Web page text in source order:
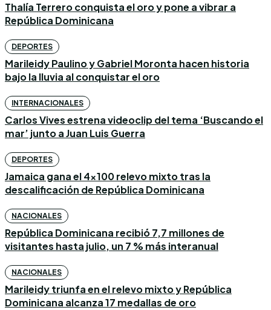
Thalía Terrero conquista el oro y pone a vibrar a
República Dominicana
DEPORTES
Marileidy Paulino y Gabriel Moronta hacen historia
bajo la lluvia al conquistar el oro
INTERNACIONALES
Carlos Vives estrena videoclip del tema ‘Buscando el
mar’ junto a Juan Luis Guerra
DEPORTES
Jamaica gana el 4×100 relevo mixto tras la
descalificación de República Dominicana
NACIONALES
República Dominicana recibió 7,7 millones de
visitantes hasta julio, un 7 % más interanual
NACIONALES
Marileidy triunfa en el relevo mixto y República
Dominicana alcanza 17 medallas de oro